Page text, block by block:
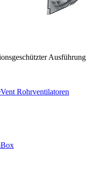
Ausführung
Rohrventilatoren